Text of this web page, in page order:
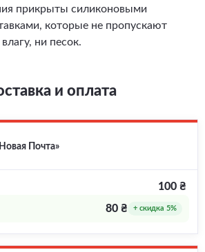
прикрыты силиконовыми
которые не пропускают
ни песок.
и оплата
Почта»
100 ₴
80 ₴ + скидка 5%